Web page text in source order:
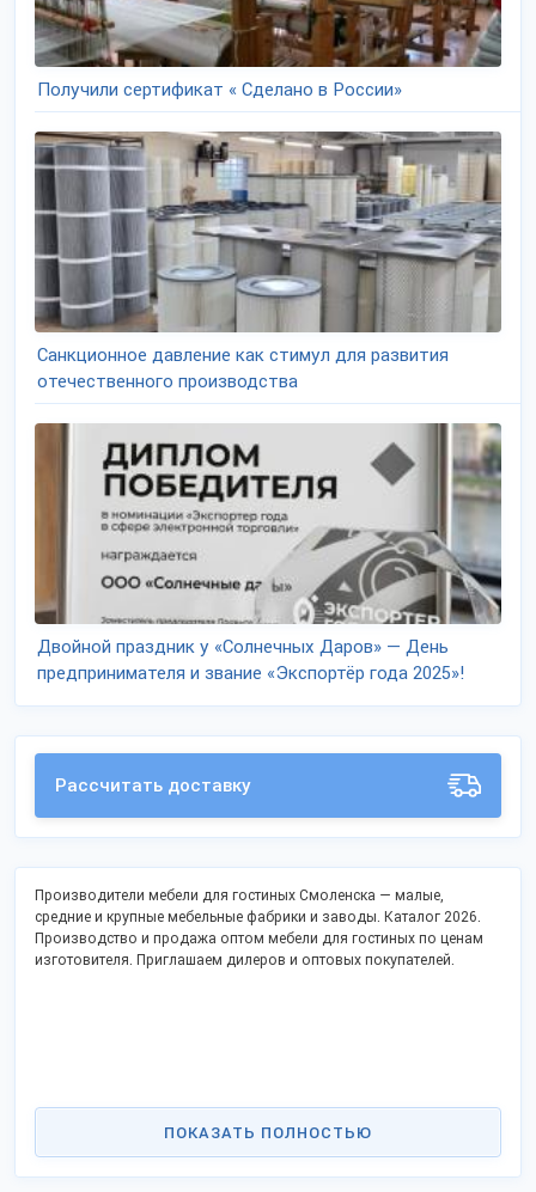
Получили сертификат « Сделано в России»
Санкционное давление как стимул для развития
отечественного производства
Двойной праздник у «Солнечных Даров» — День
предпринимателя и звание «Экспортёр года 2025»!
Рассчитать доставку
Производители мебели для гостиных Смоленска — малые,
средние и крупные мебельные фабрики и заводы. Каталог 2026.
Производство и продажа оптом мебели для гостиных по ценам
изготовителя. Приглашаем дилеров и оптовых покупателей.
ПОКАЗАТЬ ПОЛНОСТЬЮ